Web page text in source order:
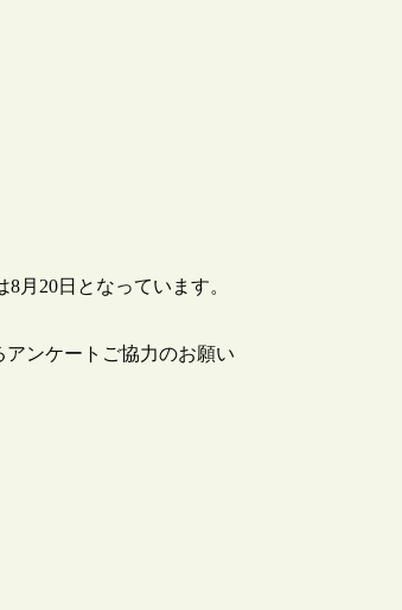
月20日となっています。
アンケートご協力のお願い